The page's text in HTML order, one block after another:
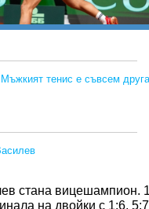
тенис е съвсем друга
стана вицешампион.
на двойки с 1:6,